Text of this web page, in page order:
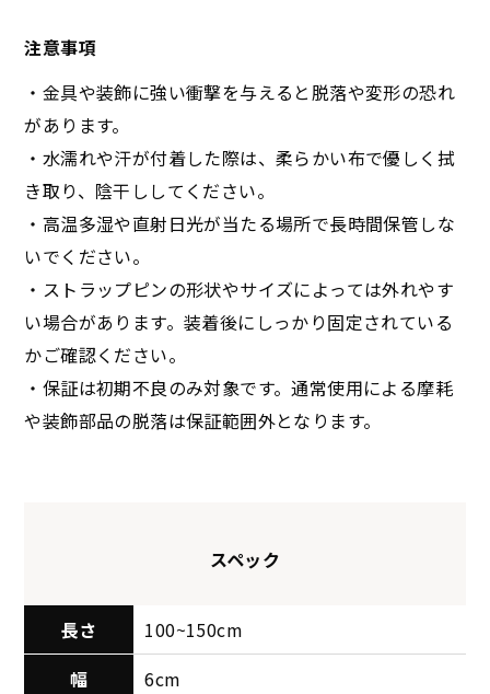
注意事項
・金具や装飾に強い衝撃を与えると脱落や変形の恐れ
があります。
・水濡れや汗が付着した際は、柔らかい布で優しく拭
き取り、陰干ししてください。
・高温多湿や直射日光が当たる場所で長時間保管しな
いでください。
・ストラップピンの形状やサイズによっては外れやす
い場合があります。装着後にしっかり固定されている
かご確認ください。
・保証は初期不良のみ対象です。通常使用による摩耗
や装飾部品の脱落は保証範囲外となります。
スペック
長さ
100~150cm
幅
6cm